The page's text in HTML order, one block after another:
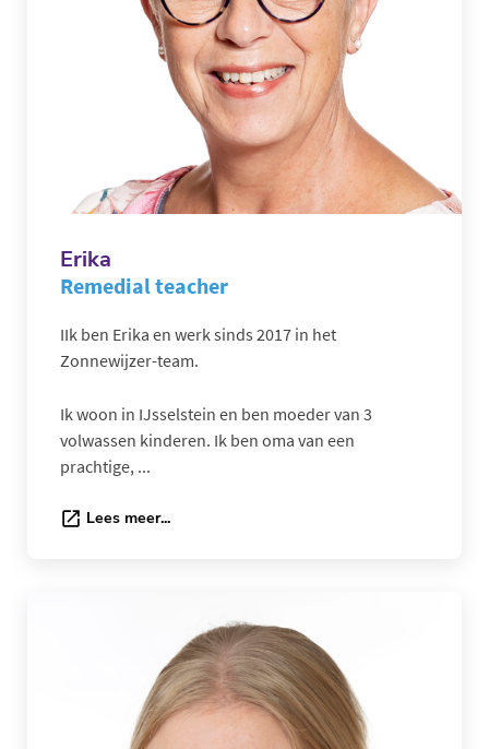
Erika
Remedial teacher
IIk ben Erika en werk sinds 2017 in het
Zonnewijzer-team.
Ik woon in IJsselstein en ben moeder van 3
volwassen kinderen. Ik ben oma van een
prachtige, ...
Lees meer...